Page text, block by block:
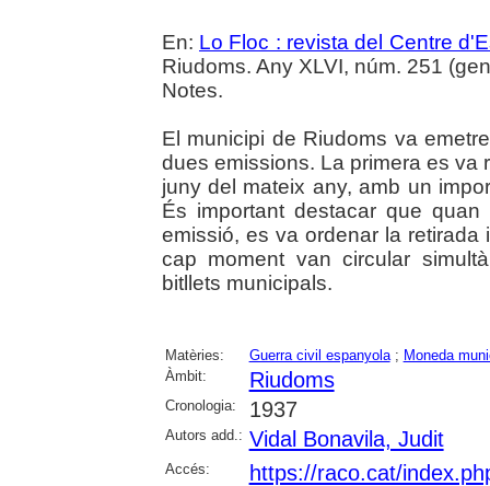
En: Lo Floc : revista del Centre
Riudoms. Any XLVI, núm. 251
Notes.
El municipi de Riudoms va
dues emissions. La primera es va
juny del mateix any, amb un
És important destacar que
emissió, es va ordenar la
cap moment van circular
bitllets municipals.
Matèries: Guerra civil espanyola; Moneda
Àmbit:
Riudoms
Cronologia: 1937
Autors add.: Vidal Bonavila, Judit
Accés: https://raco.cat/